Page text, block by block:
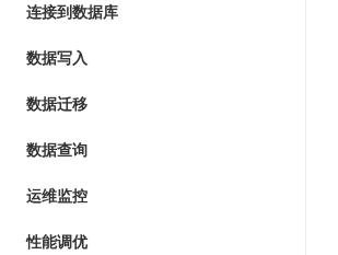
连接到数据库
数据写入
数据迁移
数据查询
运维监控
性能调优